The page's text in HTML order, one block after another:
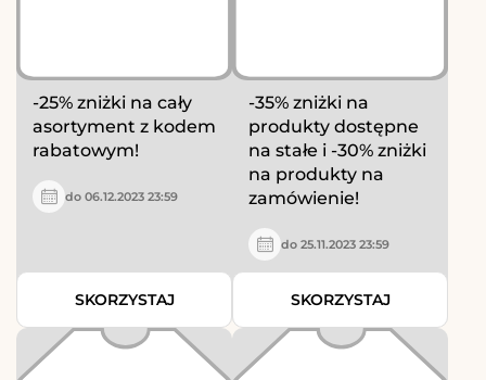
-25% zniżki na cały
asortyment z kodem
rabatowym!
do 06.12.2023 23:59
SKORZYSTAJ
-35% zniżki na
produkty dostępne
na stałe i -30% zniżki
na produkty na
zamówienie!
do 25.11.2023 23:59
SKORZYSTAJ